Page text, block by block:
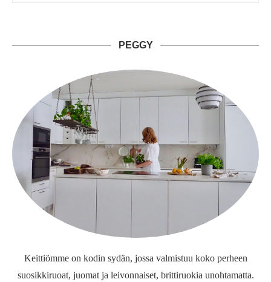
PEGGY
Keittiömme on kodin sydän, jossa valmistuu koko perheen
suosikkiruoat, juomat ja leivonnaiset, brittiruokia unohtamatta.